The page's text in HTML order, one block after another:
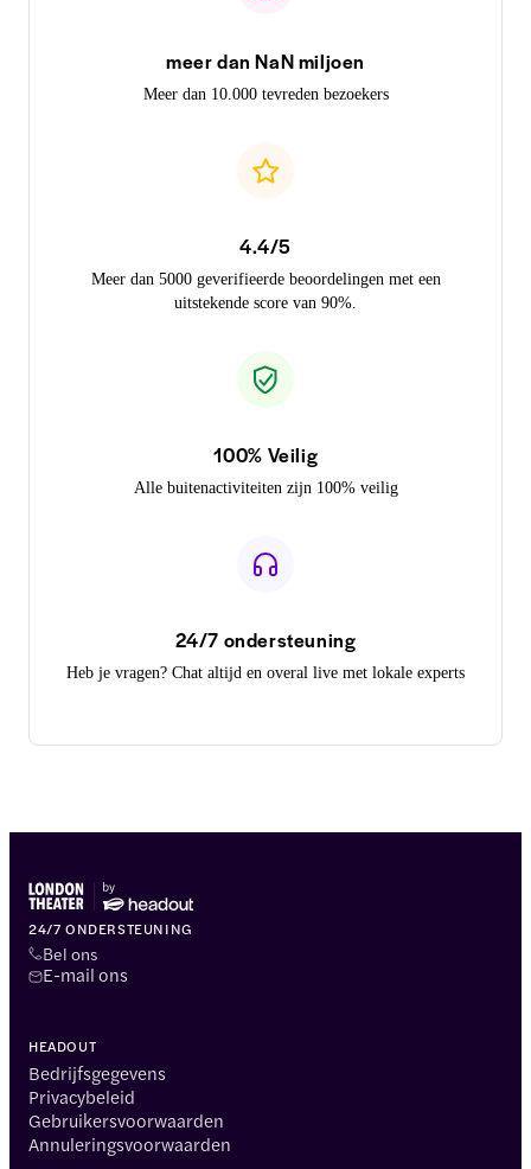
meer dan NaN miljoen
Meer dan 10.000 tevreden bezoekers
4.4/5
Meer dan 5000 geverifieerde beoordelingen met een
uitstekende score van 90%.
100% Veilig
Alle buitenactiviteiten zijn 100% veilig
24/7 ondersteuning
Heb je vragen? Chat altijd en overal live met lokale experts
24/7 ONDERSTEUNING
Bel ons
E-mail ons
HEADOUT
Bedrijfsgegevens
Privacybeleid
Gebruikersvoorwaarden
Annuleringsvoorwaarden